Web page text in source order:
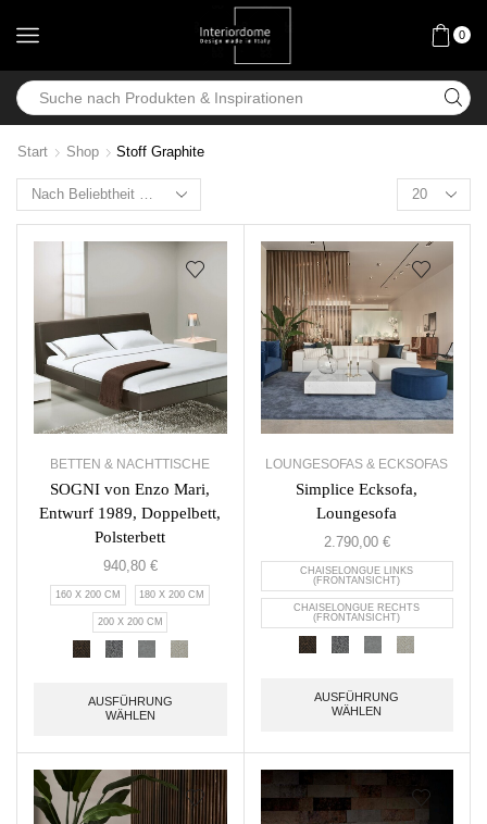
0
Start Shop Stoff Graphite
BETTEN & NACHTTISCHE
SOGNI von Enzo Mari,
Entwurf 1989, Doppelbett,
Polsterbett
940,80 €
160 X 200 CM 180 X 200 CM
200 X 200 CM
AUSFÜHRUNG
WÄHLEN
LOUNGESOFAS & ECKSOFAS
Simplice Ecksofa,
Loungesofa
2.790,00 €
CHAISELONGUE LINKS
(FRONTANSICHT)
CHAISELONGUE RECHTS
(FRONTANSICHT)
AUSFÜHRUNG
WÄHLEN